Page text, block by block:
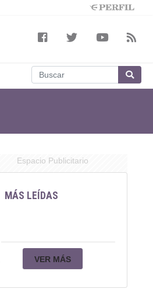
Espacio Publicitario
MÁS LEÍDAS
VER MÁS